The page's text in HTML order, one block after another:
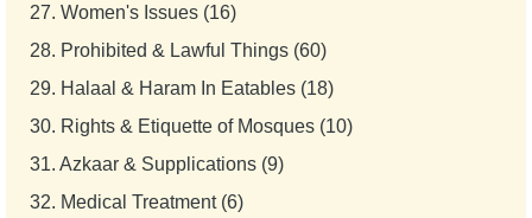
27. Women's Issues (16)
28. Prohibited & Lawful Things (60)
29. Halaal & Haram In Eatables (18)
30. Rights & Etiquette of Mosques (10)
31. Azkaar & Supplications (9)
32. Medical Treatment (6)